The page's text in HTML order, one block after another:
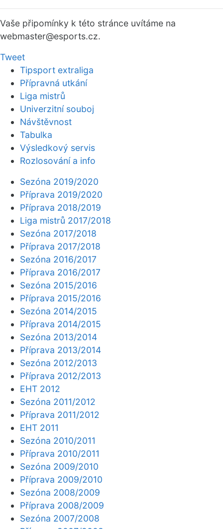
Vaše připomínky k této stránce uvítáme na
webmaster@esports.cz.
Tweet
Tipsport extraliga
Přípravná utkání
Liga mistrů
Univerzitní souboj
Návštěvnost
Tabulka
Výsledkový servis
Rozlosování a info
Sezóna 2019/2020
Příprava 2019/2020
Příprava 2018/2019
Liga mistrů 2017/2018
Sezóna 2017/2018
Příprava 2017/2018
Sezóna 2016/2017
Příprava 2016/2017
Sezóna 2015/2016
Příprava 2015/2016
Sezóna 2014/2015
Příprava 2014/2015
Sezóna 2013/2014
Příprava 2013/2014
Sezóna 2012/2013
Příprava 2012/2013
EHT 2012
Sezóna 2011/2012
Příprava 2011/2012
EHT 2011
Sezóna 2010/2011
Příprava 2010/2011
Sezóna 2009/2010
Příprava 2009/2010
Sezóna 2008/2009
Příprava 2008/2009
Sezóna 2007/2008